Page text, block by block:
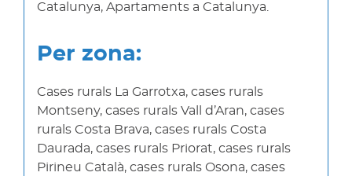
Catalunya, Apartaments a Catalunya.
Per zona:
Cases rurals La Garrotxa, cases rurals
Montseny, cases rurals Vall d’Aran, cases
rurals Costa Brava, cases rurals Costa
Daurada, cases rurals Priorat, cases rurals
Pirineu Català, cases rurals Osona, cases